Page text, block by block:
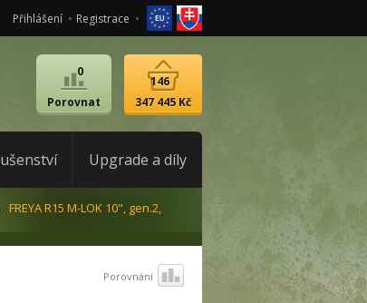
Přihlášení Registrace
Porovnat
0
347 445 Kč
146
Upgrade a díly
FREYA R15 M-LOK 10", gen.2,
Porovnání